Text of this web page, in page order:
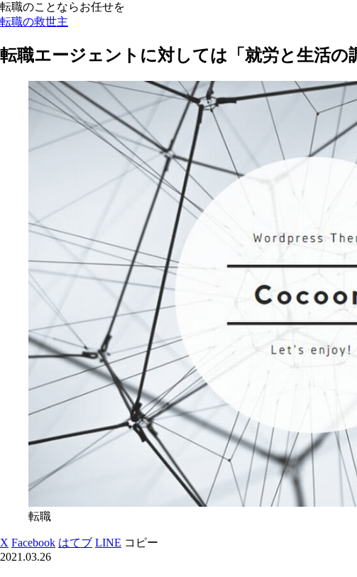
転職のことならお任せを
転職の救世主
転職エージェントに対しては「就労と生活の
転職
X Facebook はてブ LINE コピー
2021.03.26